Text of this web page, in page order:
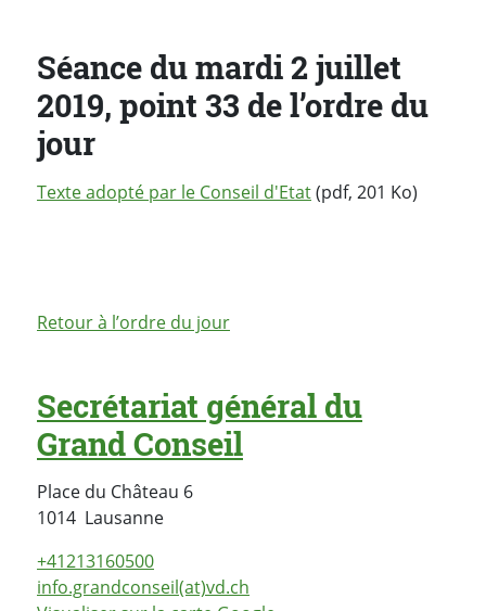
Séance du mardi 2 juillet
2019, point 33 de l’ordre du
jour
Texte adopté par le Conseil d'Etat(pdf, 201 Ko)
Retour à l’ordre du jour
Secrétariat général du
Grand Conseil
Place du Château 6
1014 LausanneSuisse
+41213160500
info.grandconseil(at)vd.ch